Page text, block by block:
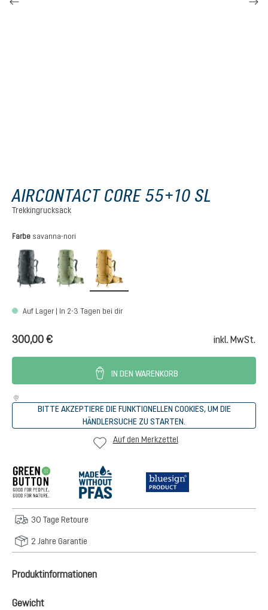
AIRCONTACT CORE 55+10 SL
Trekkingrucksack
Farbeauswählen
savanna-nori
graphite grove-ivy
Auf Lager | In 2-3 Tagen bei dir
300,00 € inkl. MwSt.
IN DEN WARENKORB
BITTE AKZEPTIERE DIE FUNKTIONELLEN COOKIES, UM DIE
HÄNDLERSUCHE ZU STARTEN.
Auf den Merkzettel
30 Tage Retoure
2 Jahre Garantie
Produktinformationen
Gewicht